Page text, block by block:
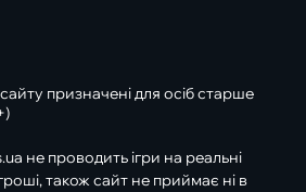
призначені для осіб старше
не проводить ігри на реальні
також сайт не приймає ні в